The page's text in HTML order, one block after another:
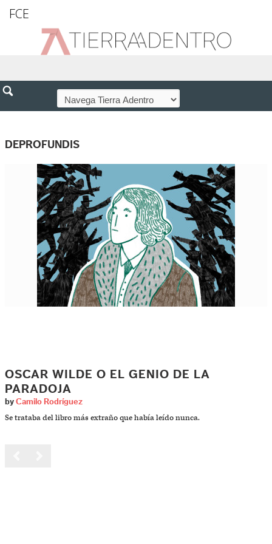
FCE
DEPROFUNDIS
OSCAR WILDE O EL GENIO DE LA
PARADOJA
by Camilo Rodríguez
Se trataba del libro más extraño que había leído nunca.